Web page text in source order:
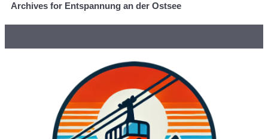
Archives for Entspannung an der Ostsee